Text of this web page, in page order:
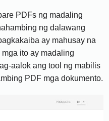
PDFs ng madaling
ng dalawang
ay mahusay na
ito ay madaling
aalok ang tool ng mabilis
PDF mga dokumento.